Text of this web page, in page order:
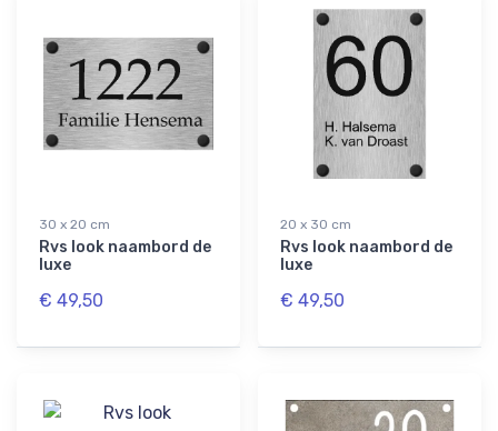
30 x 20 cm
Rvs look naambord de
luxe
€ 49,50
20 x 30 cm
Rvs look naambord de
luxe
€ 49,50